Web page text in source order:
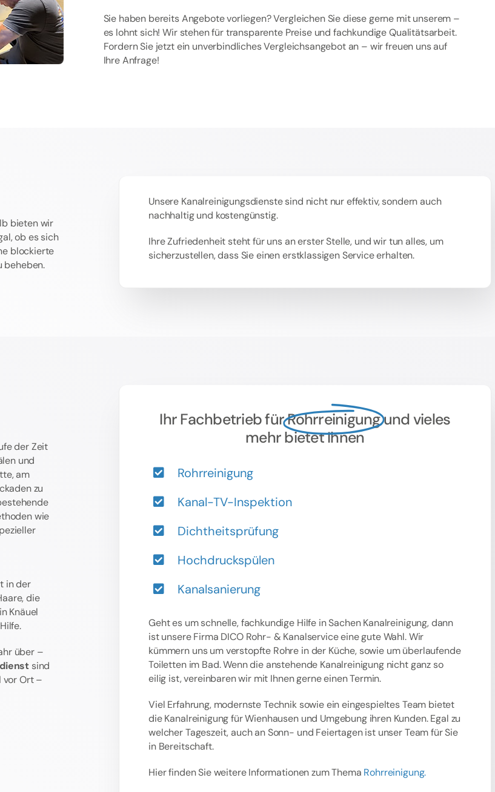
Sie haben bereits Angebote vorliegen? Vergleichen Sie diese gerne mit unserem –
es lohnt sich! Wir stehen für transparente Preise und fachkundige Qualitätsarbeit.
Fordern Sie jetzt ein unverbindliches Vergleichsangebot an – wir freuen uns auf
Ihre Anfrage!
bieten wir
ob es sich
blockierte
beheben.
Unsere Kanalreinigungsdienste sind nicht nur effektiv, sondern auch
nachhaltig und kostengünstig.
Ihre Zufriedenheit steht für uns an erster Stelle, und wir tun alles, um
sicherzustellen, dass Sie einen erstklassigen Service erhalten.
der Zeit
und
am
zu
wie
in der
die
Knäuel
über –
sind
vor Ort –
Ihr Fachbetrieb fürRohrreinigungund vieles
mehr bietet Ihnen
Rohrreinigung
Kanal-TV-Inspektion
Dichtheitsprüfung
Hochdruckspülen
Kanalsanierung
Geht es um schnelle, fachkundige Hilfe in Sachen Kanalreinigung, dann
ist unsere Firma DICO Rohr- & Kanalservice eine gute Wahl. Wir
kümmern uns um verstopfte Rohre in der Küche, sowie um überlaufende
Toiletten im Bad. Wenn die anstehende Kanalreinigung nicht ganz so
eilig ist, vereinbaren wir mit Ihnen gerne einen Termin.
Viel Erfahrung, modernste Technik sowie ein eingespieltes Team bietet
die Kanalreinigung für Wienhausen und Umgebung ihren Kunden. Egal zu
welcher Tageszeit, auch an Sonn- und Feiertagen ist unser Team für Sie
in Bereitschaft.
Hier finden Sie weitere Informationen zum Thema Rohrreinigung.